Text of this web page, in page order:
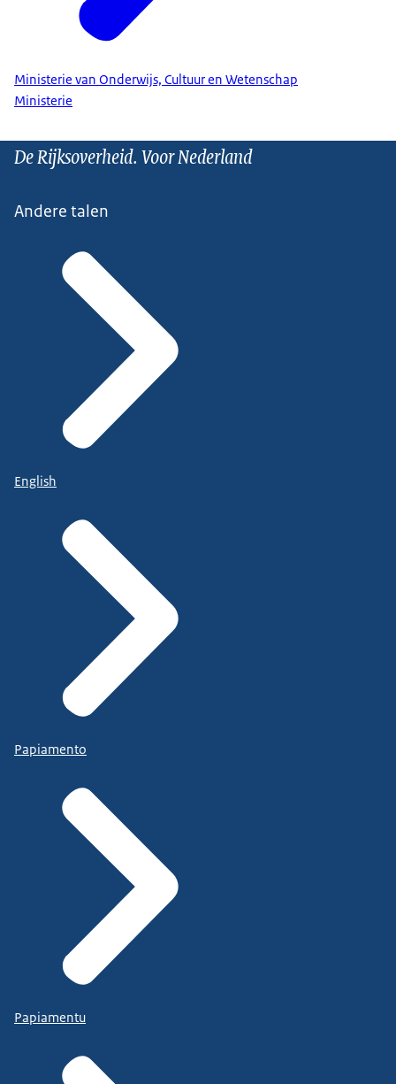
Ministerie van Onderwijs, Cultuur en Wetenschap
Ministerie
De Rijksoverheid. Voor Nederland
Andere talen
English
Papiamento
Papiamentu